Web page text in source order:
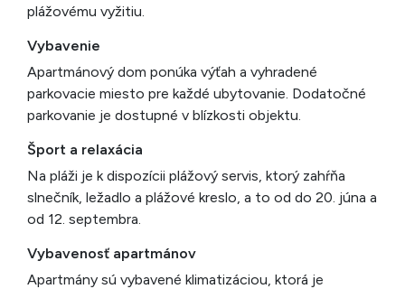
plážovému vyžitiu.
Vybavenie
Apartmánový dom ponúka výťah a vyhradené
parkovacie miesto pre každé ubytovanie. Dodatočné
parkovanie je dostupné v blízkosti objektu.
Šport a relaxácia
Na pláži je k dispozícii plážový servis, ktorý zahŕňa
slnečník, ležadlo a plážové kreslo, a to od do 20. júna a
od 12. septembra.
Vybavenosť apartmánov
Apartmány sú vybavené klimatizáciou, ktorá je